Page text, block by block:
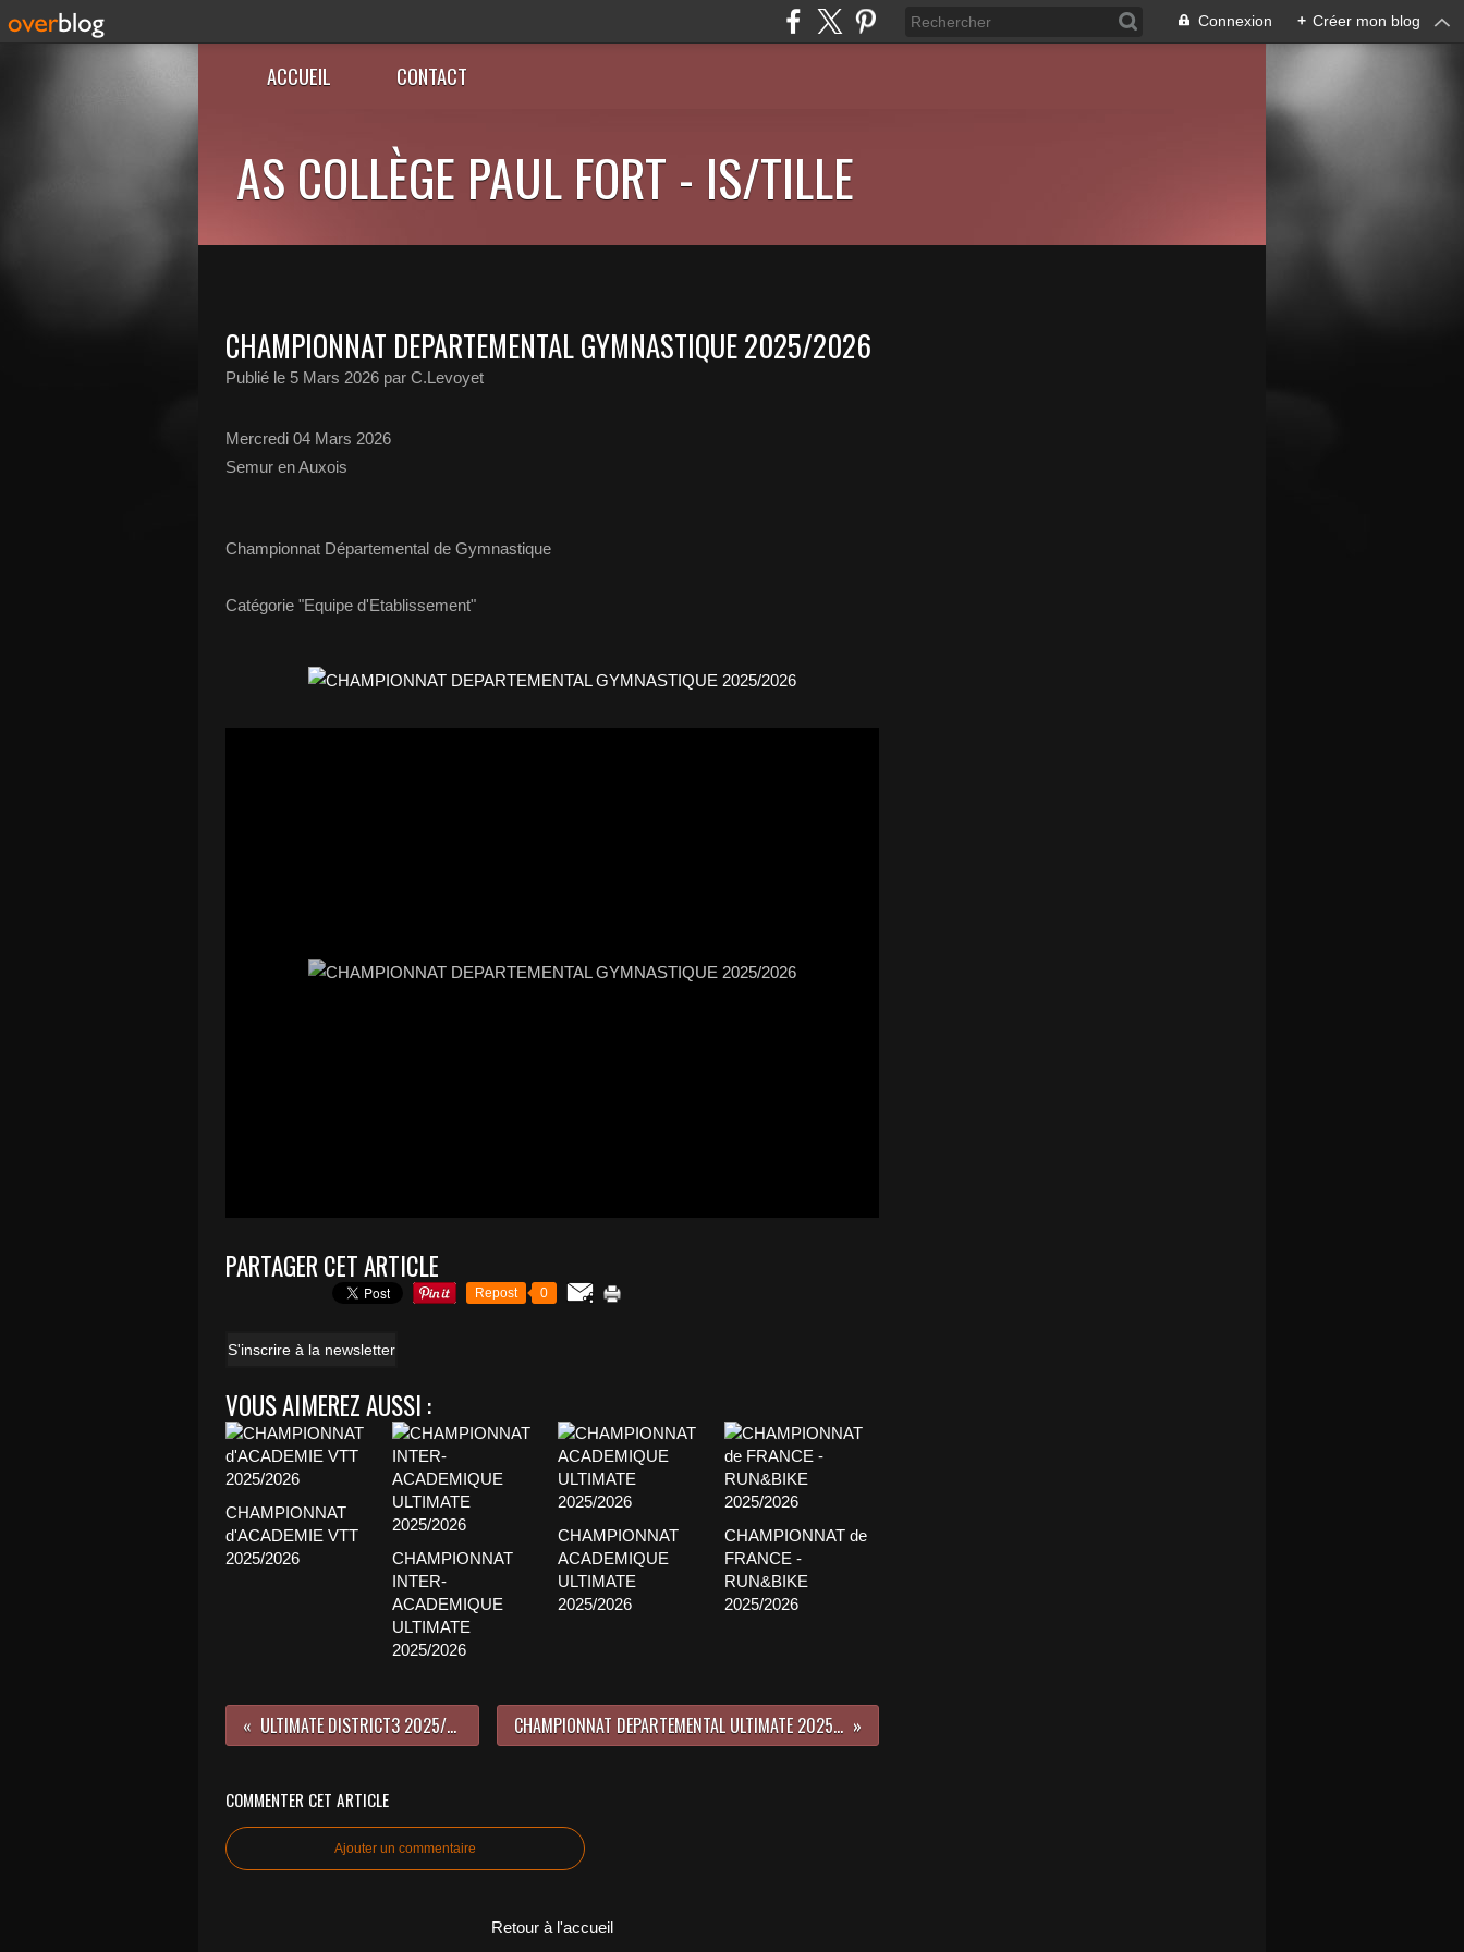
Connexion + Créer mon blog
ACCUEIL CONTACT
AS COLLÈGE PAUL FORT - IS/TILLE
CHAMPIONNAT DEPARTEMENTAL GYMNASTIQUE 2025/2026
Publié le 5 Mars 2026 par C.Levoyet
Mercredi 04 Mars 2026
Semur en Auxois
Championnat Départemental de Gymnastique
Catégorie "Equipe d'Etablissement"
PARTAGER CET ARTICLE
Repost 0
S'inscrire à la newsletter
VOUS AIMEREZ AUSSI :
CHAMPIONNAT
d'ACADEMIE VTT
2025/2026
CHAMPIONNAT
INTER-
ACADEMIQUE
ULTIMATE
2025/2026
CHAMPIONNAT
ACADEMIQUE
ULTIMATE
2025/2026
CHAMPIONNAT de
FRANCE -
RUN&BIKE
2025/2026
ULTIMATE DISTRICT3 2025/2026 CHAMPIONNAT DEPARTEMENTAL ULTIMATE 2025/2026
COMMENTER CET ARTICLE
Ajouter un commentaire
Retour à l'accueil